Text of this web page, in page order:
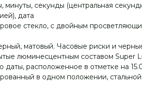
минуты, секунды (центральная
дата
стекло, с двойным
матовый. Часовые риски и
люминесцентным составом Super
даты, расположенное в отметке на
в одном положении,